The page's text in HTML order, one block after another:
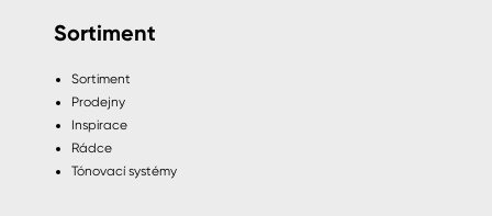
Sortiment
Sortiment
Prodejny
Inspirace
Rádce
Tónovací systémy